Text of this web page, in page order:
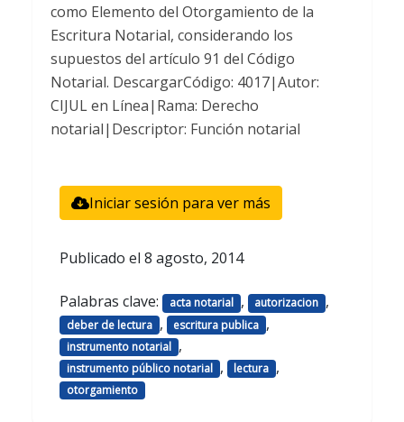
como Elemento del Otorgamiento de la
Escritura Notarial, considerando los
supuestos del artículo 91 del Código
Notarial. DescargarCódigo: 4017|Autor:
CIJUL en Línea|Rama: Derecho
notarial|Descriptor: Función notarial
Iniciar sesión para ver más
Publicado el 8 agosto, 2014
Palabras clave: acta notarial , autorizacion ,
deber de lectura , escritura publica ,
instrumento notarial ,
instrumento público notarial , lectura ,
otorgamiento